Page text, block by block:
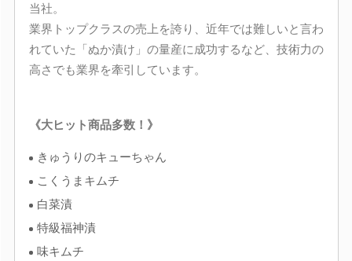
当社。
業界トップクラスの売上を誇り、近年では難しいと言わ
れていた「ぬか漬け」の量産に成功するなど、技術力の
高さでも業界を牽引しています。
《大ヒット商品多数！》
きゅうりのキューちゃん
こくうまキムチ
白菜漬
特級福神漬
味キムチ